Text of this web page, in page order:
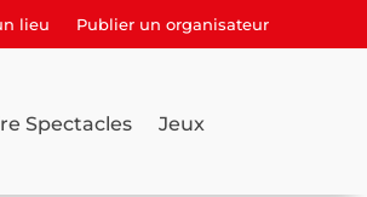
lieu Publier un organisateur
Spectacles Jeux